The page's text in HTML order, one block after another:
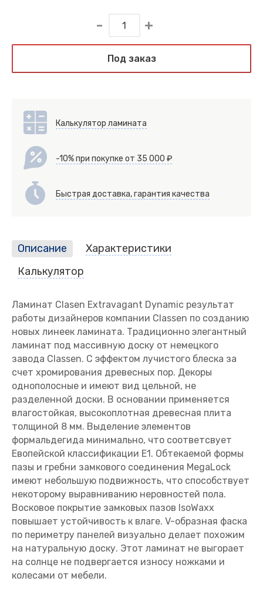
Под заказ
Калькулятор ламината
-10% при покупке от 35 000 ₽
Быстрая доставка, гарантия качества
Описание
Характеристики
Калькулятор
Ламинат Clasen Extravagant Dynamic результат
работы дизайнеров компании Classen по созданию
новых линеек ламината. Традиционно элегантный
ламинат под массивную доску от немецкого
завода Classen. С эффектом лучистого блеска за
счет хромирования древесных пор. Декоры
однополосные и имеют вид цельной, не
разделенной доски. В основании применяется
влагостойкая, высокоплотная древесная плита
толщиной 8 мм. Выделение элементов
формальдегида минимально, что соответсвует
Евопейской классификации Е1. Обтекаемой формы
пазы и гребни замкового соединения MegaLock
имеют небольшую подвижность, что способствует
некоторому выравниванию неровностей пола.
Восковое покрытие замковых пазов IsoWaxx
повышает устойчивость к влаге. V-образная фаска
по периметру панелей визуально делает похожим
на натуральную доску. Этот ламинат не выгорает
на солнце не подвергается износу ножками и
колесами от мебели.